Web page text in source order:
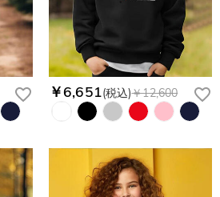
￥6,651(税込)￥12,600